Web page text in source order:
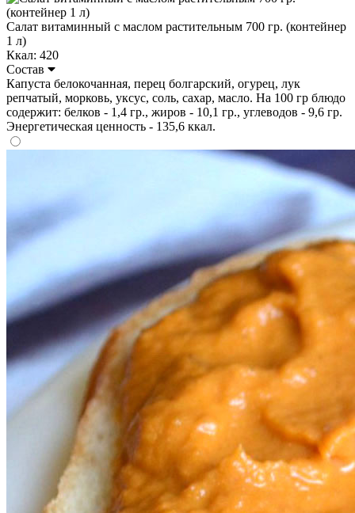
Салат витаминный с маслом растительным 700 гр. (контейнер
1 л)
Ккал: 420
Состав
Капуста белокочанная, перец болгарский, огурец, лук
репчатый, морковь, уксус, соль, сахар, масло. На 100 гр блюдо
содержит: белков - 1,4 гр., жиров - 10,1 гр., углеводов - 9,6 гр.
Энергетическая ценность - 135,6 ккал.